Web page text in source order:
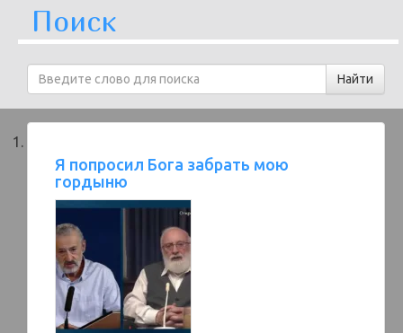
Поиск
Я попросил Бога забрать мою
гордыню